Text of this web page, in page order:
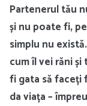
Partenerul tău
și nu poate fi,
simplu nu
cum îl vei răni
fi gata să faceți
da viața –